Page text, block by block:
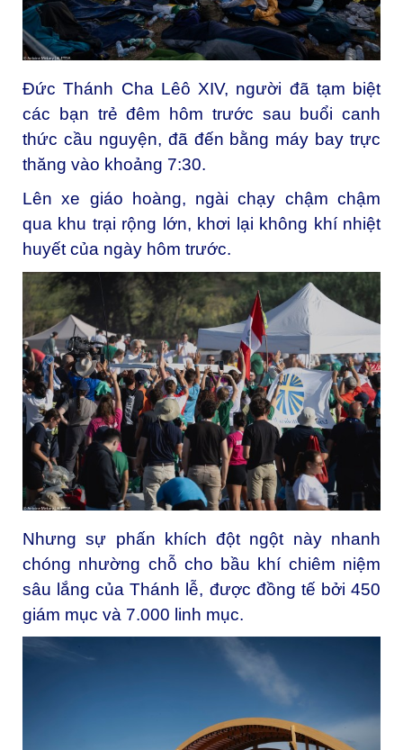
Đức Thánh Cha Lêô XIV, người đã tạm biệt
các bạn trẻ đêm hôm trước sau buổi canh
thức cầu nguyện, đã đến bằng máy bay trực
thăng vào khoảng 7:30.
Lên xe giáo hoàng, ngài chạy chậm chậm
qua khu trại rộng lớn, khơi lại không khí nhiệt
huyết của ngày hôm trước.
Nhưng sự phấn khích đột ngột này nhanh
chóng nhường chỗ cho bầu khí chiêm niệm
sâu lắng của Thánh lễ, được đồng tế bởi 450
giám mục và 7.000 linh mục.